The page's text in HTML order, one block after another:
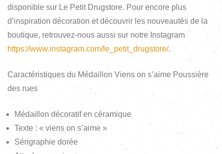
disponible sur Le Petit Drugstore. Pour encore plus
d’inspiration décoration et découvrir les nouveautés de la
boutique, retrouvez-nous aussi sur notre Instagram
https://www.instagram.com/le_petit_drugstore/.
Caractéristiques du Médaillon Viens on s’aime Poussière
des rues
Médaillon décoratif en céramique
Texte : « viens on s’aime »
Sérigraphie dorée